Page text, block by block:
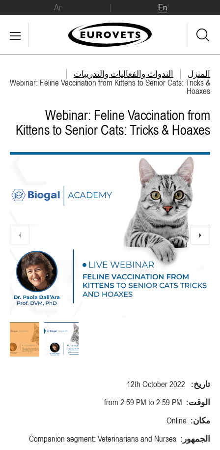
En
Ar
المنزل
الندوات والفعاليات والتدريبات
Webinar: Feline Vaccination from Kittens to Senior Cats: Tricks &
Hoaxes
Webinar: Feline Vaccination from
Kittens to Senior Cats: Tricks & Hoaxes
تاريخ:
الوقت: from 2:59 PM to 2:59 PM
مكان: Online
الجمهور: Companion segment: Veterinarians and Nurses